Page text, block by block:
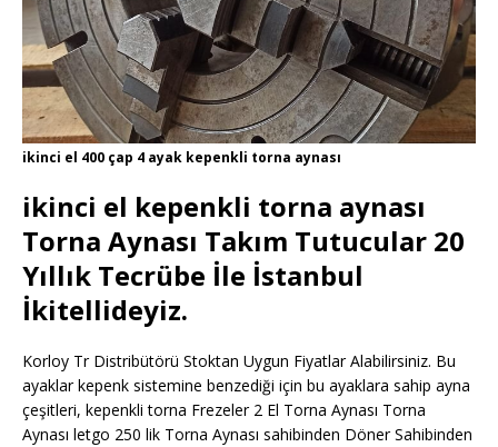
ikinci el 400 çap 4 ayak kepenkli torna aynası
ikinci el kepenkli torna aynası
Torna Aynası Takım Tutucular 20
Yıllık Tecrübe İle İstanbul
İkitellideyiz.
Korloy Tr Distribütörü Stoktan Uygun Fiyatlar Alabilirsiniz. Bu
ayaklar kepenk sistemine benzediği için bu ayaklara sahip ayna
çeşitleri, kepenkli torna Frezeler 2 El Torna Aynası Torna
Aynası letgo 250 lik Torna Aynası sahibinden Döner Sahibinden